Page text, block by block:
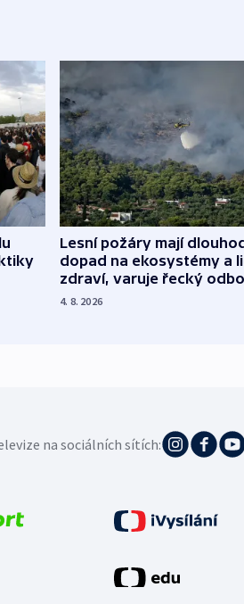
Lesní požáry mají
dopad na ekosystémy a
zdraví, varuje řecký
4. 8. 2026
na sociálních sítích: